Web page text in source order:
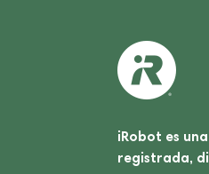
iRobot es
registrada,